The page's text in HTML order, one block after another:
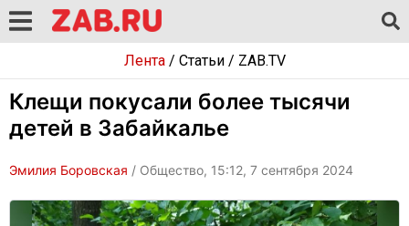
Лента/ Статьи/ ZAB.TV
Клещи покусали более тысячи
детей в Забайкалье
Эмилия Боровская / Общество, 15:12, 7 сентября 2024